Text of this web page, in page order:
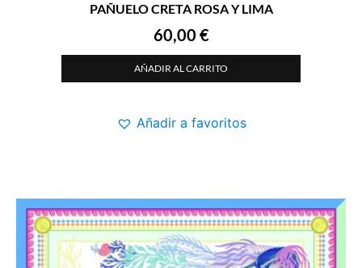
PAÑUELO CRETA ROSA Y LIMA
60,00 €
AÑADIR AL CARRITO
Añadir a favoritos